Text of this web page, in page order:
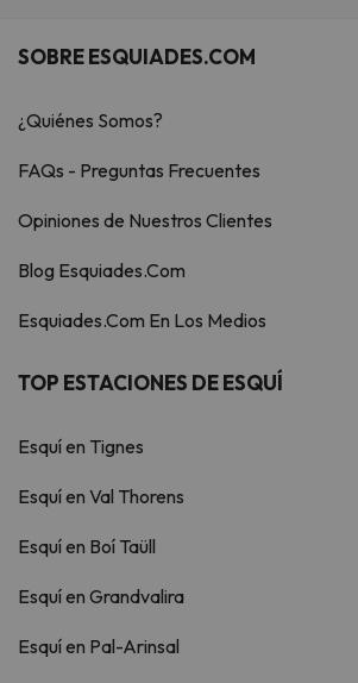
SOBRE ESQUIADES.COM
¿Quiénes Somos?
FAQs - Preguntas Frecuentes
Opiniones de Nuestros Clientes
Blog Esquiades.Com
Esquiades.Com En Los Medios
TOP ESTACIONES DE ESQUÍ
Esquí en Tignes
Esquí en Val Thorens
Esquí en Boí Taüll
Esquí en Grandvalira
Esquí en Pal-Arinsal